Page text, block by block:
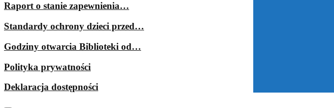
Raport o stanie zapewnienia…
Standardy ochrony dzieci przed…
Godziny otwarcia Biblioteki od…
Polityka prywatności
Deklaracja dostępności